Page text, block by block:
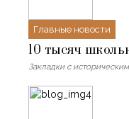
Главные новости
10 тысяч
Закладки с